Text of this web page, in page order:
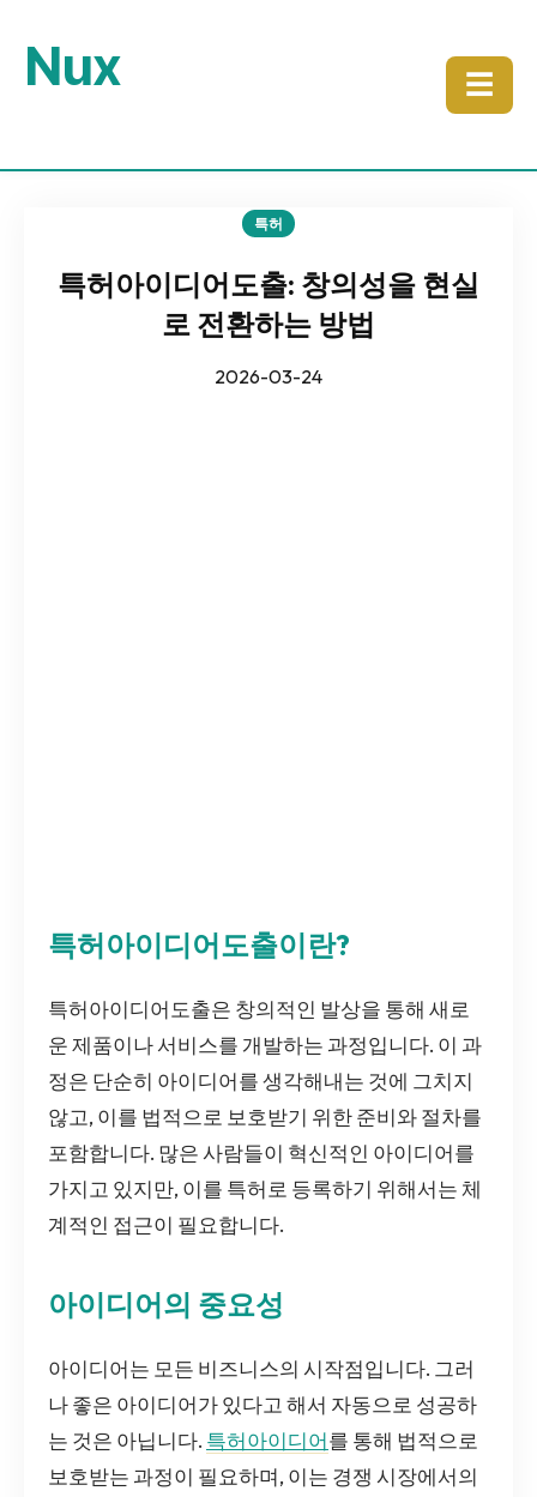
Nux ☰
특허
특허아이디어도출: 창의성을 현실
로 전환하는 방법
2026-03-24
특허아이디어도출이란?
특허아이디어도출은 창의적인 발상을 통해 새로
운 제품이나 서비스를 개발하는 과정입니다. 이 과
정은 단순히 아이디어를 생각해내는 것에 그치지
않고, 이를 법적으로 보호받기 위한 준비와 절차를
포함합니다. 많은 사람들이 혁신적인 아이디어를
가지고 있지만, 이를 특허로 등록하기 위해서는 체
계적인 접근이 필요합니다.
아이디어의 중요성
아이디어는 모든 비즈니스의 시작점입니다. 그러
나 좋은 아이디어가 있다고 해서 자동으로 성공하
는 것은 아닙니다. 특허아이디어를 통해 법적으로
보호받는 과정이 필요하며, 이는 경쟁 시장에서의